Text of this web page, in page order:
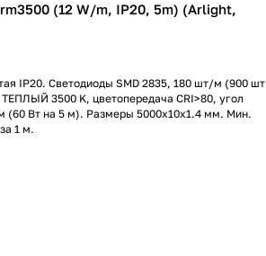
(12 W/m, IP20, 5m) (Arlight,
IP20. Светодиоды SMD 2835, 180 шт/м (900 шт
3500 K, цветопередача CRI>80, угол
(60 Вт на 5 м). Размеры 5000x10x1.4 мм. Мин.
1 м.